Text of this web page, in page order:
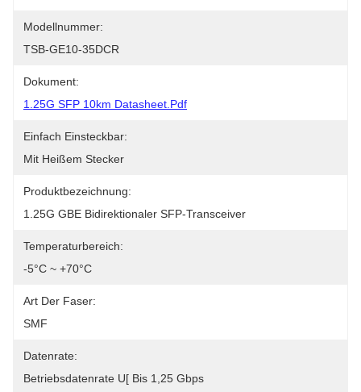
Modellnummer:
TSB-GE10-35DCR
Dokument:
1.25G SFP 10km Datasheet.pdf
Einfach Einsteckbar:
Mit Heißem Stecker
Produktbezeichnung:
1.25G GBE Bidirektionaler SFP-Transceiver
Temperaturbereich:
-5°C ~ +70°C
Art Der Faser:
SMF
Datenrate:
Betriebsdatenrate U[ Bis 1,25 Gbps